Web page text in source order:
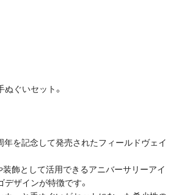
ぬぐいセット。
年を記念して発売されたフィールドヴェイ
飾として活用できるアニバーサリーアイ
ザインが特徴です。